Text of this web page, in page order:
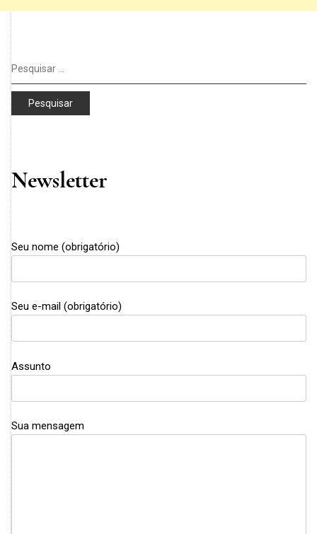
Pesquisar
por:
Newsletter
Seu nome (obrigatório)
Seu e-mail (obrigatório)
Assunto
Sua mensagem